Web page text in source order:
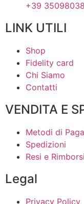
+39
LINK UTILI
Shop
Fidelity card
Chi Siamo
Contatti
VENDITA E
Metodi di
Spedizioni
Resi e Rimborsi
Legal
Privacy Policy